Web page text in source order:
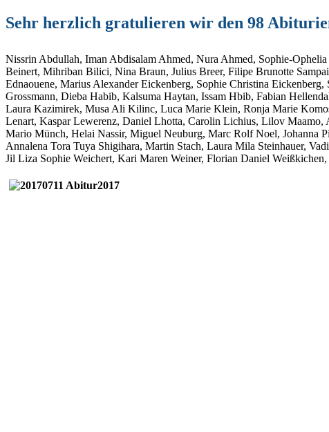
Sehr herzlich gratulieren wir den 98
Nissrin Abdullah, Iman Abdisalam Ahmed, Nura Ahmed, Sophie-
Beinert, Mihriban Bilici, Nina Braun, Julius Breer, Filipe Brunotte
Ednaouene, Marius Alexander Eickenberg, Sophie Christina
Grossmann, Dieba Habib, Kalsuma Haytan, Issam Hbib, Fabian
Laura Kazimirek, Musa Ali Kilinc, Luca Marie Klein, Ronja Marie
Lenart, Kaspar Lewerenz, Daniel Lhotta, Carolin Lichius, Lilov Maamo,
Mario Münch, Helai Nassir, Miguel Neuburg, Marc Rolf Noel, Johanna
Annalena Tora Tuya Shigihara, Martin Stach, Laura Mila Steinhauer,
Jil Liza Sophie Weichert, Kari Maren Weiner, Florian Daniel